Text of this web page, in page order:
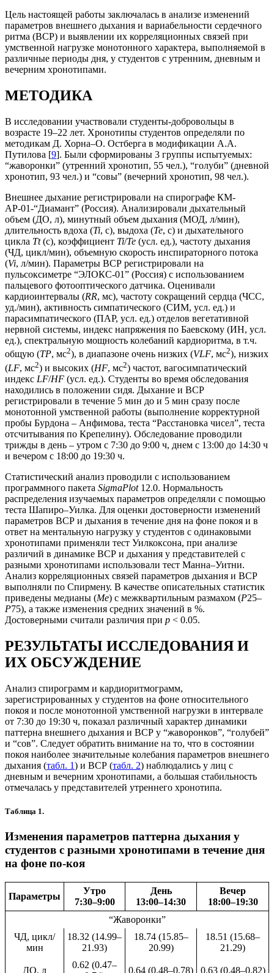
Цель настоящей работы заключалась в анализе изменений
параметров внешнего дыхания и вариабельности сердечного
ритма (ВСР) и выявлении их корреляционных связей при
умственной нагрузке монотонного характера, выполняемой в
различные периоды дня, у студентов с утренним, дневным и
вечерним хронотипами.
МЕТОДИКА
В исследовании участвовали студенты-добровольцы в
возрасте 19–22 лет. Хронотипы студентов определяли по
методикам Д. Хорна–О. Остберга в модификации А.А.
Путилова [9]. Были сформированы 3 группы испытуемых:
“жаворонки” (утренний хронотип, 55 чел.), “голуби” (дневной
хронотип, 93 чел.) и “совы” (вечерний хронотип, 98 чел.).
Внешнее дыхание регистрировали на спирографе КМ-
АР-01-“Диамант” (Россия). Анализировали дыхательный
объем (ДО, л), минутный объем дыхания (МОД, л/мин),
длительность вдоха (Ti, с), выдоха (Te, с) и дыхательного
цикла Tt(с), коэффициент Ti/Te (усл. ед.), частоту дыхания
(ЧД, цикл/мин), объемную скорость инспираторного потока
(Vi, л/мин). Параметры ВСР регистрировали на
пульсоксиметре “ЭЛОКС-01” (Россия) с использованием
пальцевого фотооптического датчика. Оценивали
кардиоинтервалы (RR, мс), частоту сокращений сердца (ЧСС,
уд./мин), активность симпатического (СИМ, усл. ед.) и
парасимпатического (ПАР, усл. ед.) отделов вегетативной
нервной системы, индекс напряжения по Баевскому (ИН, усл.
ед.), спектральную мощность колебаний кардиоритма, в т.ч.
общую (TP, мс2), в диапазоне очень низких (VLF, мс2), низких
(LF, мс2) и высоких (HF, мс2) частот, вагосимпатический
индекс LF/HF (усл. ед.). Студенты во время обследования
находились в положении сидя. Дыхание и ВСР
регистрировали в течение 5 мин до и 5 мин сразу после
монотонной умственной работы (выполнение корректурной
пробы Бурдона – Анфимова, теста “Расстановка чисел”, теста
отсчитывания по Крепелину). Обследование проводили
трижды в день – утром с 7:30 до 9:00 ч, днем с 13:00 до 14:30 ч
и вечером с 18:00 до 19:30 ч.
Статистический анализ проводили с использованием
программного пакета SigmaРlot12.0. Нормальность
распределения изучаемых параметров определяли с помощью
теста Шапиро–Уилка. Для оценки достоверности изменений
параметров ВСР и дыхания в течение дня на фоне покоя и в
ответ на ментальную нагрузку у студентов с одинаковыми
хронотипами применяли тест Уилкоксона, при анализе
различий в динамике ВСР и дыхания у представителей с
разными хронотипами использовали тест Манна–Уитни.
Анализ корреляционных связей параметров дыхания и ВСР
выполняли по Спирмену. В качестве описательных статистик
приведены медианы (Me) c межквартильным размахом (Р25–
Р75), а также изменения средних значений в %.
Достоверными считали различия при p < 0.05.
РЕЗУЛЬТАТЫ ИССЛЕДОВАНИЯ И
ИХ ОБСУЖДЕНИЕ
Анализ спирограмм и кардиоритмограмм,
зарегистрированных у студентов на фоне относительного
покоя и после монотонной умственной нагрузки в интервале
от 7:30 до 19:30 ч, показал различный характер динамики
паттерна внешнего дыхания и ВСР у “жаворонков”, “голубей”
и “сов”. Следует обратить внимание на то, что в состоянии
покоя наиболее значительные колебания параметров внешнего
дыхания (табл. 1) и ВСР (табл. 2) наблюдались у лиц с
дневным и вечерним хронотипами, а большая стабильность
отмечалась у представителей утреннего хронотипа.
Таблица 1.
Изменения параметров паттерна дыхания у
студентов с разными хронотипами в течение дня
на фоне по-коя
Параметры
Утро
7:30–9:00
День
13:00–14:30
Вечер
18:00–19:30
“Жаворонки”
ЧД, цикл/
мин
18.32 (14.99–
21.93)
18.74 (15.85–
20.99)
18.51 (15.68–
21.29)
ДО, л
0.62 (0.47–
0.64 (0.48–0.78) 0.63 (0.48–0.82)